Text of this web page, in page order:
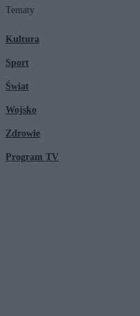
Tematy
Kultura
Sport
Świat
Wojsko
Zdrowie
Program TV